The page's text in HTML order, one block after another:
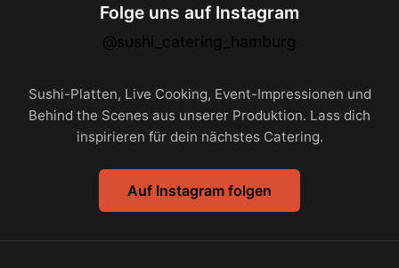
Folge uns auf Instagram
@sushi_catering_hamburg
Sushi-Platten, Live Cooking, Event-Impressionen und
Behind the Scenes aus unserer Produktion. Lass dich
inspirieren für dein nächstes Catering.
Auf Instagram folgen